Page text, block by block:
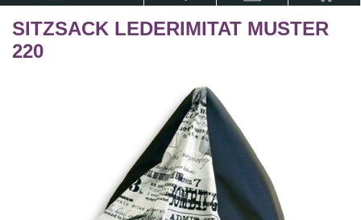
SITZSACK LEDERIMITAT MUSTER
220